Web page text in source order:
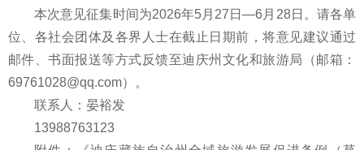
本次意见征集时间为2026年5月27日—6月28日。请各单
位、各社会团体及各界人士在截止日期前，将意见建议通过
邮件、书面报送等方式反馈至迪庆州文化和旅游局（邮箱：
69761028@qq.com）。
联系人：晏裕发
13988763123